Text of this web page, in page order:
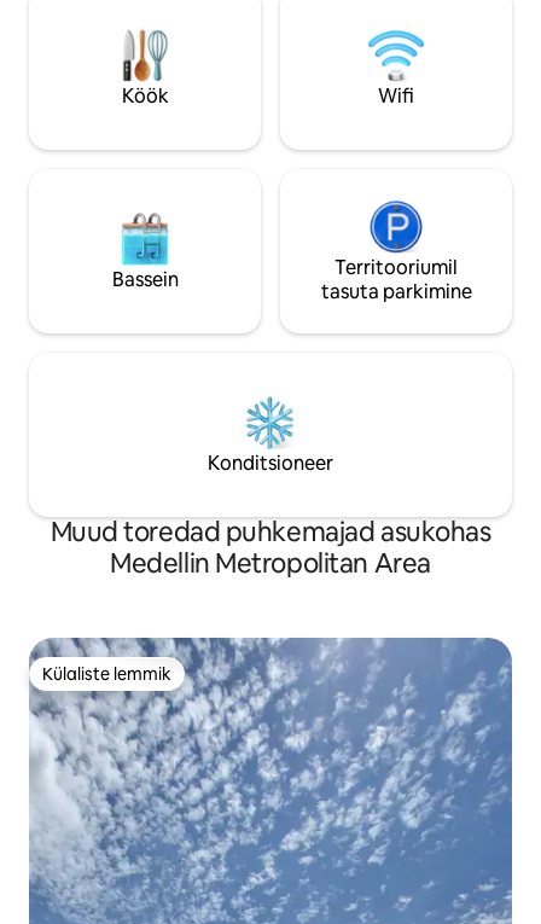
puhkepaika 💕 - Digitaalsed nomaadid
kiire wifiga 💻 - Fotograafia- ja
rahuarmastajad 📸 - Puhkus eriti suures
Köök Wifi
Bassein
Territooriumil
tasuta parkimine
Konditsioneer
Muud toredad puhkemajad asukohas
Medellin Metropolitan Area
Külaliste lemmik
Külaliste lemmik